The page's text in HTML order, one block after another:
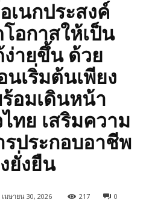
เนกประสงค์
อกาสให้เป็น
ง่ายขึ้น ด้วย
เริ่มต้นเพียง
อมเดินหน้า
ทย เสริมความ
ประกอบอาชีพ
ยั่งยืน
เมษายน 30, 2026 217 0